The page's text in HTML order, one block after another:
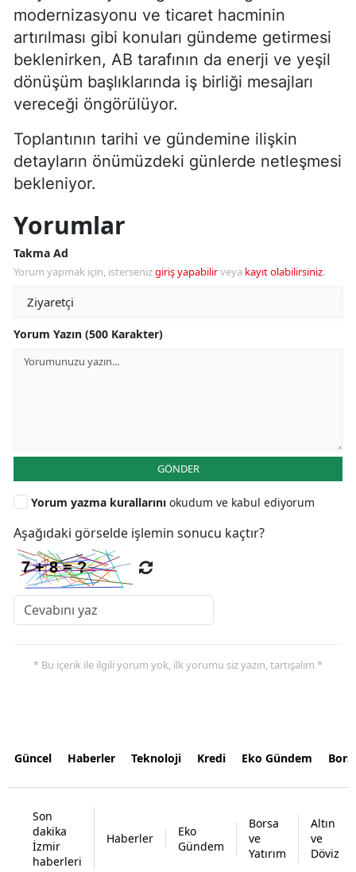
modernizasyonu ve ticaret hacminin
artırılması gibi konuları gündeme getirmesi
beklenirken, AB tarafının da enerji ve yeşil
dönüşüm başlıklarında iş birliği mesajları
vereceği öngörülüyor.
Toplantının tarihi ve gündemine ilişkin
detayların önümüzdeki günlerde netleşmesi
bekleniyor.
Yorumlar
Takma Ad
Yorum yapmak için, istersenizgiriş yapabilirveya kayıt olabilirsiniz.
Yorum Yazın (500 Karakter)
GÖNDER
Yorum yazma kurallarını okudum ve kabul ediyorum
Aşağıdaki görselde işlemin sonucu kaçtır?
* Bu içerik ile ilgili yorum yok, ilk yorumu siz yazın, tartışalım *
Güncel Haberler Teknoloji Kredi Eko Gündem
Son
dakika
İzmir
haberleri
Haberler
Eko
Gündem
Borsa
ve
Yatırım
Altın
ve
Döviz